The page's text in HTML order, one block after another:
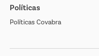
Nossas Lojas
Cliente Bem Estar
Políticas
Políticas Covabra